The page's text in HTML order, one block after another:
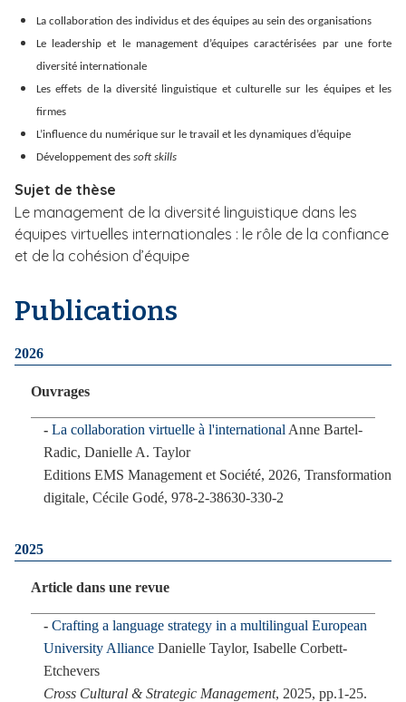
La collaboration des individus et des équipes au sein des organisations
Le leadership et le management d’équipes caractérisées par une forte
diversité internationale
Les effets de la diversité linguistique et culturelle sur les équipes et les
firmes
L’influence du numérique sur le travail et les dynamiques d’équipe
Développement des soft skills
Sujet de thèse
Le management de la diversité linguistique dans les
équipes virtuelles internationales : le rôle de la confiance
et de la cohésion d’équipe
Publications
2026
Ouvrages
La collaboration virtuelle à l'international Anne Bartel-
Radic, Danielle A. Taylor
Editions EMS Management et Société, 2026, Transformation
digitale, Cécile Godé, 978-2-38630-330-2
2025
Article dans une revue
Crafting a language strategy in a multilingual European
University Alliance Danielle Taylor, Isabelle Corbett-
Etchevers
Cross Cultural & Strategic Management, 2025, pp.1-25.